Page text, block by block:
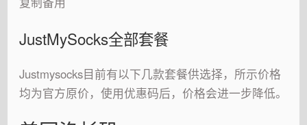
JustMySocks全部套餐
Justmysocks目前有以下几款套餐供选择，所示价格
均为官方原价，使用优惠码后，价格会进一步降低。